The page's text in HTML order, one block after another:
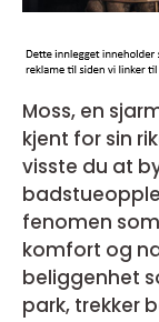
Moss, en
kjent for sin
visste du at
fenomen
komfort og
beliggenhet
park, trekker